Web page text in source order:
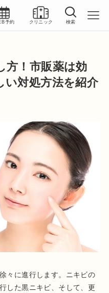
予約 クリニック 検索
方！市販薬は効
い対処方法を紹介
々に進行します。ニキビの
した黒ニキビ、そして、更